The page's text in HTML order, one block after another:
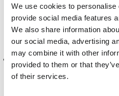
We use cookies to personalise
provide social media features
We also share information
our social media, advertising
may combine it with other
provided to them or that
of their services.
Fanden Sie diese Bewertung hilfreich? Ja
Steph Camilleri